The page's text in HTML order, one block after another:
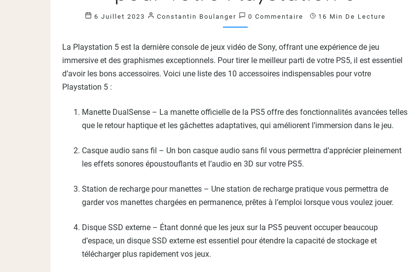
VOTRE
PLAYSTATION
?
>
6 Juillet 2023 Constantin Boulanger Commentaires
0 Commentaire 16 Min De Lecture
La Playstation 5 est la dernière console de jeux vidéo de Sony, offrant une expérience de jeu
immersive et des graphismes exceptionnels. Pour tirer le meilleur parti de votre PS5, il est essentiel
d’avoir les bons accessoires. Voici une liste des 10 accessoires indispensables pour votre
Playstation 5 :
Manette DualSense – La manette officielle de la PS5 offre des fonctionnalités avancées telles
que le retour haptique et les gâchettes adaptatives, qui améliorent l’immersion dans le jeu.
Casque audio sans fil – Un bon casque audio sans fil vous permettra d’apprécier pleinement
les effets sonores époustouflants et l’audio en 3D sur votre PS5.
Station de recharge pour manettes – Une station de recharge pratique vous permettra de
garder vos manettes chargées en permanence, prêtes à l’emploi lorsque vous voulez jouer.
Disque SSD externe – Étant donné que les jeux sur la PS5 peuvent occuper beaucoup
d’espace, un disque SSD externe est essentiel pour étendre la capacité de stockage et
télécharger plus rapidement vos jeux.